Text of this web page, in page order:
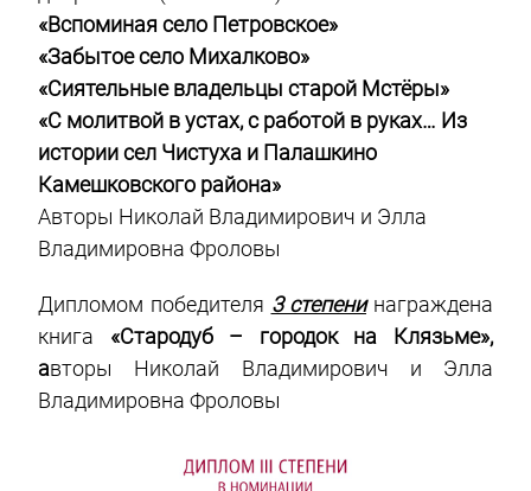
«Вспоминая село Петровское»
«Забытое село Михалково»
«Сиятельные владельцы старой Мстёры»
«С молитвой в устах, с работой в руках… Из
истории сел Чистуха и Палашкино
Камешковского района»
Авторы Николай Владимирович и Элла
Владимировна Фроловы
Дипломом победителя 3 степенинаграждена
книга «Стародуб – городок на Клязьме»,
авторы Николай Владимирович и Элла
Владимировна Фроловы